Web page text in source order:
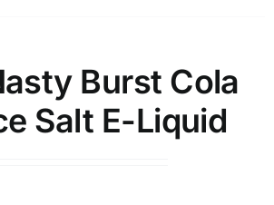
Burst Cola
Salt E-Liquid